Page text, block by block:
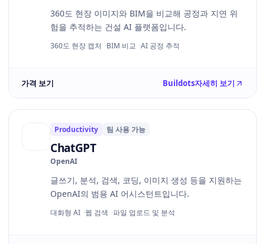
360도 현장 이미지와 BIM을 비교해 공정과 지연 위
험을 추적하는 건설 AI 플랫폼입니다.
360도 현장 캡처 BIM 비교 AI 공정 추적
가격 보기 Buildots자세히 보기
Productivity 팀 사용 가능
ChatGPT
OpenAI
글쓰기, 분석, 검색, 코딩, 이미지 생성 등을 지원하는
OpenAI의 범용 AI 어시스턴트입니다.
대화형 AI 웹 검색 파일 업로드 및 분석